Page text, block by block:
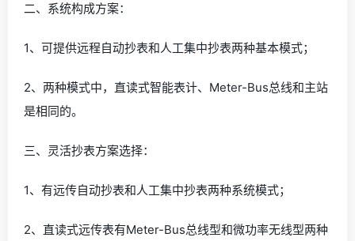
二、系统构成方案：
1、可提供远程自动抄表和人工集中抄表两种基本模式；
2、两种模式中，直读式智能表计、Meter-Bus总线和主站
是相同的。
三、灵活抄表方案选择：
1、有远传自动抄表和人工集中抄表两种系统模式；
2、直读式远传表有Meter-Bus总线型和微功率无线型两种